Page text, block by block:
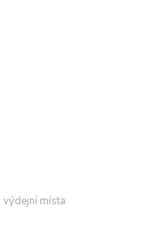
výdejní místa